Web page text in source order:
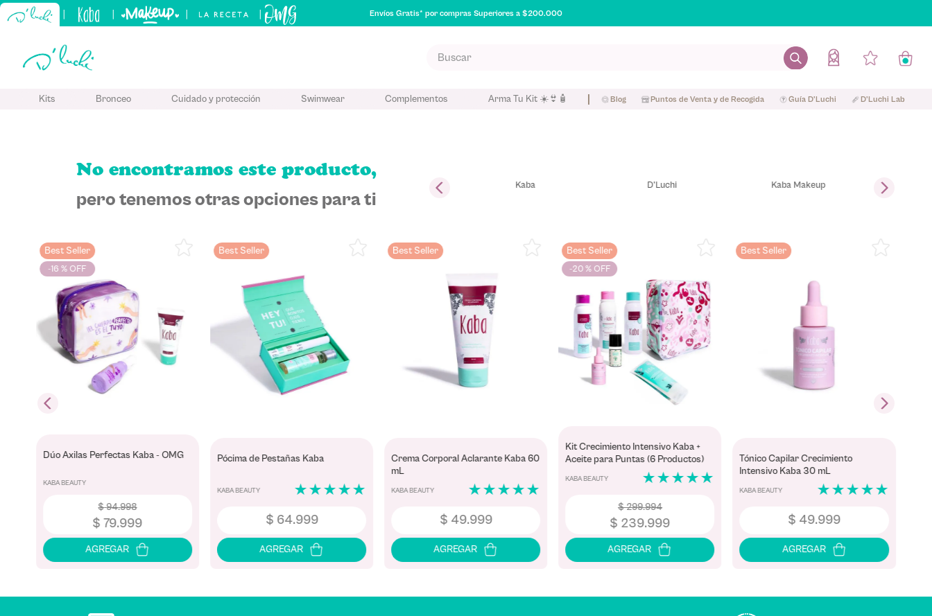
Envíos Gratis* por compras Superiores a $200.000
Kits Bronceo Cuidado y protección Swimwear Complementos Arma Tu Kit ☀️👙🧴 Blog Puntos de Venta y de Recogida Guía D'Luchi D'Luchi Lab
No encontramos este producto,
pero tenemos otras opciones para ti
Kaba D'Luchi Kaba Makeup
-16 %
Best Seller
Dúo Axilas Perfectas Kaba - OMG
KABA BEAUTY
$ 94.998
$ 79.999
Best Seller
Pócima de Pestañas Kaba
KABA BEAUTY ★ ★ ★ ★ ★
$ 64.999
Best Seller
Crema Corporal Aclarante Kaba 60
mL
KABA BEAUTY ★ ★ ★ ★ ★
$ 49.999
-20 %
Best Seller
Kit Crecimiento Intensivo Kaba +
Aceite para Puntas (6 Productos)
KABA BEAUTY ★ ★ ★ ★ ★
$ 299.994
$ 239.999
Best Seller
Tónico Capilar Crecimiento
Intensivo Kaba 30 mL
KABA BEAUTY ★ ★ ★ ★ ★
$ 49.999
4.
tónico
5. bronceador